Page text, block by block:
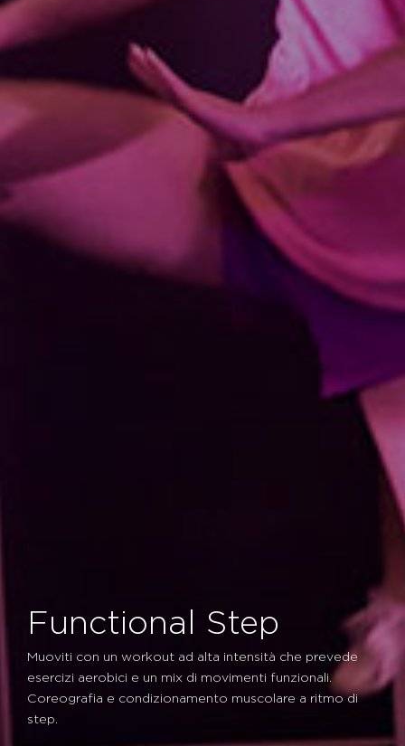
Functional Step
Muoviti con un workout ad alta intensità che prevede
esercizi aerobici e un mix di movimenti funzionali.
Coreografia e condizionamento muscolare a ritmo di
step.